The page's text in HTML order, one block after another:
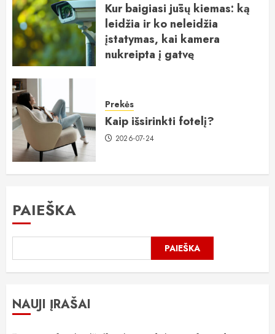
Kur baigiasi jūsų kiemas: ką
leidžia ir ko neleidžia
įstatymas, kai kamera
nukreipta į gatvę
Prekės
Kaip išsirinkti fotelį?
2026-07-24
PAIEŠKA
PAIEŠKA
NAUJI ĮRAŠAI